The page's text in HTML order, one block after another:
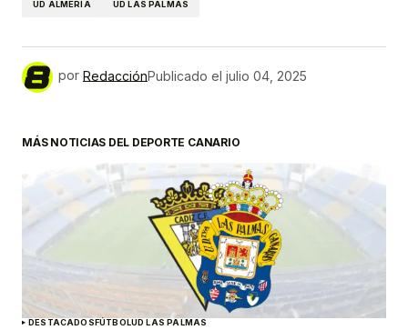
UD ALMERÍA UD LAS PALMAS
por RedacciónPublicado el julio 04, 2025
MÁS NOTICIAS DEL DEPORTE CANARIO
DESTACADOS FÚTBOLUD LAS PALMAS